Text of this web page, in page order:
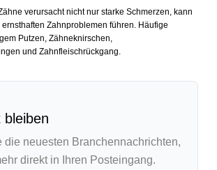
verursacht nicht nur starke Schmerzen, kann
Zahnproblemen führen. Häufige
Putzen, Zähneknirschen,
und Zahnfleischrückgang.
bleiben
die neuesten Branchennachrichten,
direkt in Ihren Posteingang.